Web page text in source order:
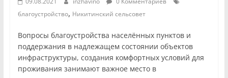
благоустройство, Никитинский сельсовет
Вопросы благоустройства населённых пунктов и
поддержания в надлежащем состоянии объектов
инфраструктуры, создания комфортных условий для
проживания занимают важное место в